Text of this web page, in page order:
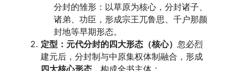
分封的雏形：以草原为核心，分封诸子、
诸弟、功臣，形成宗王兀鲁思、千户那颜
封地等早期形态。
定型：元代分封的四大形态（核心） 忽必烈
建元后，分封制与中原集权体制融合，形成
四大核心形态 ，构成全书主体：